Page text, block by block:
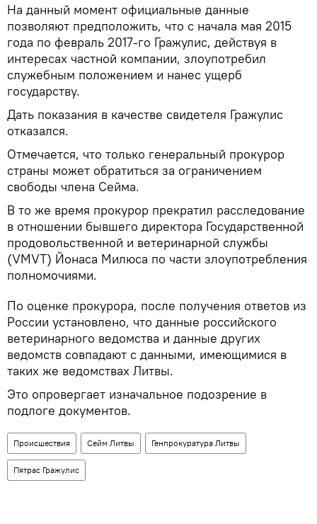
На данный момент официальные данные
позволяют предположить, что с начала мая 2015
года по февраль 2017-го Гражулис, действуя в
интересах частной компании, злоупотребил
служебным положением и нанес ущерб
государству.
Дать показания в качестве свидетеля Гражулис
отказался.
Отмечается, что только генеральный прокурор
страны может обратиться за ограничением
свободы члена Сейма.
В то же время прокурор прекратил расследование
в отношении бывшего директора Государственной
продовольственной и ветеринарной службы
(VMVT) Йонаса Милюса по части злоупотребления
полномочиями.
По оценке прокурора, после получения ответов из
России установлено, что данные российского
ветеринарного ведомства и данные других
ведомств совпадают с данными, имеющимися в
таких же ведомствах Литвы.
Это опровергает изначальное подозрение в
подлоге документов.
Происшествия Сейм Литвы Генпрокуратура Литвы
Пятрас Гражулис